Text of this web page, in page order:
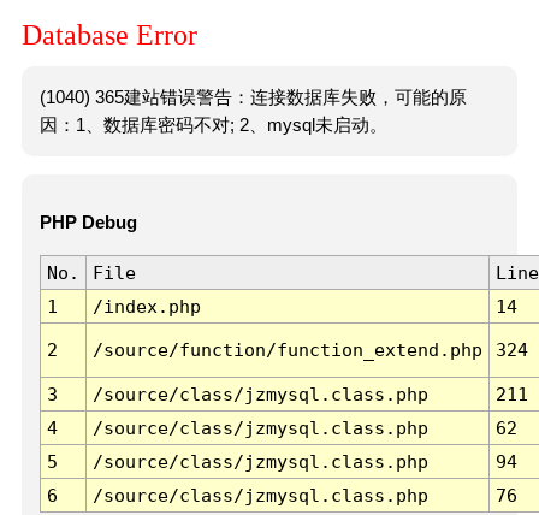
Database Error
(1040) 365建站错误警告：连接数据库失败，可能的原
因：1、数据库密码不对; 2、mysql未启动。
PHP Debug
No. File
Line
1
/index.php 14
2 /source/function/function_extend.php 324
3 /source/class/jzmysql.class.php
211
4
/source/class/jzmysql.class.php
62
5
/source/class/jzmysql.class.php
94
6
/source/class/jzmysql.class.php 76